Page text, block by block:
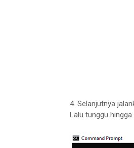
4. Selanjutnya
Lalu tunggu